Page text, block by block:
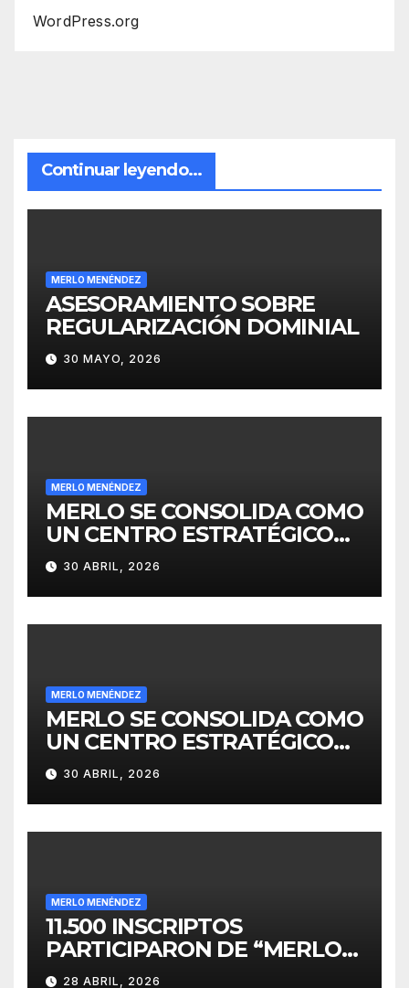
WordPress.org
Continuar leyendo...
MERLO MENÉNDEZ
ASESORAMIENTO SOBRE
REGULARIZACIÓN DOMINIAL
30 MAYO, 2026
MERLO MENÉNDEZ
MERLO SE CONSOLIDA COMO
UN CENTRO ESTRATÉGICO
PARA EL DESARROLLO DE
INVERSIONES
30 ABRIL, 2026
MERLO MENÉNDEZ
MERLO SE CONSOLIDA COMO
UN CENTRO ESTRATÉGICO
PARA EL DESARROLLO DE
INVERSIONES
30 ABRIL, 2026
MERLO MENÉNDEZ
11.500 INSCRIPTOS
PARTICIPARON DE “MERLO
CORRE POR MALVINAS”
28 ABRIL, 2026